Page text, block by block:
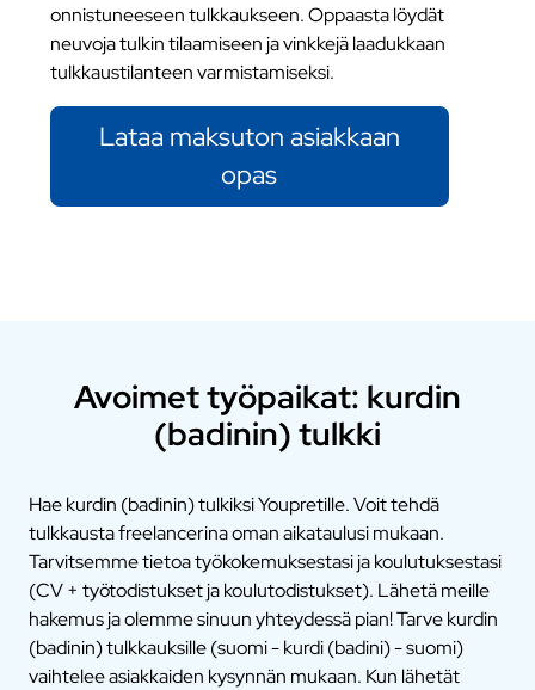
onnistuneeseen tulkkaukseen. Oppaasta löydät
neuvoja tulkin tilaamiseen ja vinkkejä laadukkaan
tulkkaustilanteen varmistamiseksi.
Lataa maksuton asiakkaan
opas
Avoimet työpaikat: kurdin
(badinin) tulkki
Hae kurdin (badinin) tulkiksi Youpretille. Voit tehdä
tulkkausta freelancerina oman aikataulusi mukaan.
Tarvitsemme tietoa työkokemuksestasi ja koulutuksestasi
(CV + työtodistukset ja koulutodistukset). Lähetä meille
hakemus ja olemme sinuun yhteydessä pian! Tarve kurdin
(badinin) tulkkauksille (suomi - kurdi (badini) - suomi)
vaihtelee asiakkaiden kysynnän mukaan. Kun lähetät